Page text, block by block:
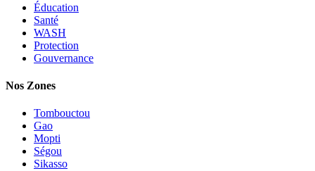
Éducation
Santé
WASH
Protection
Gouvernance
Nos Zones
Tombouctou
Gao
Mopti
Ségou
Sikasso